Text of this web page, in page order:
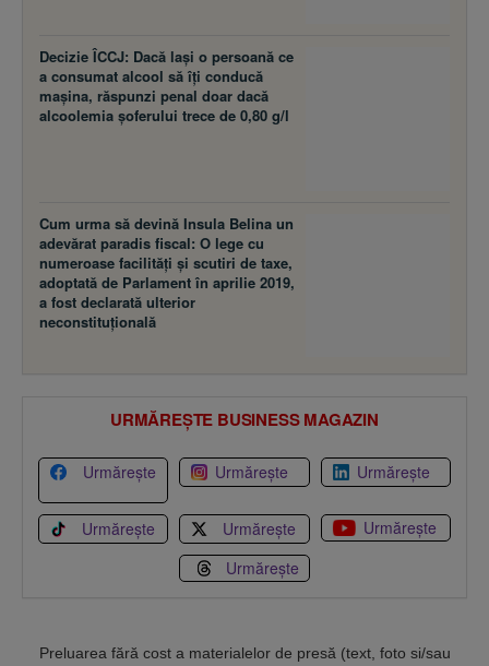
Decizie ÎCCJ: Dacă laşi o persoană ce
a consumat alcool să îţi conducă
maşina, răspunzi penal doar dacă
alcoolemia şoferului trece de 0,80 g/l
Cum urma să devină Insula Belina un
adevărat paradis fiscal: O lege cu
numeroase facilităţi şi scutiri de taxe,
adoptată de Parlament în aprilie 2019,
a fost declarată ulterior
neconstituţională
URMĂREȘTE BUSINESS MAGAZIN
Urmărește Urmărește Urmărește
Urmărește Urmărește
Urmărește
Urmărește
Preluarea fără cost a materialelor de presă (text, foto si/sau